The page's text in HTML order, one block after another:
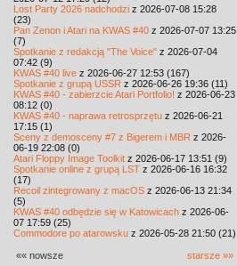
Lost Party 2026 nadchodzi z 2026-07-08 15:28
(23)
Pan Zenon i Atari na KWAS #40 z 2026-07-07 13:25
(7)
Spotkanie z redakcją "The Voice" z 2026-07-04
07:42 (9)
KWAS #40 live z 2026-06-27 12:53 (167)
Spotkanie z grupą USSR z 2026-06-26 19:36 (11)
KWAS #40 - zabierzcie Atari Portfolio! z 2026-06-23
08:12 (0)
KWAS #40 - naprawa retrosprzętu z 2026-06-21
17:15 (1)
Sceny z demosceny #7 z Bigerem i MBR z 2026-
06-19 22:08 (0)
Atari Floppy Image Toolkit z 2026-06-17 13:51 (9)
Spotkanie online z grupą LST z 2026-06-16 16:32
(17)
Recoil zintegrowany z macOS z 2026-06-13 21:34
(5)
KWAS #40 odbędzie się w Katowicach z 2026-06-
07 17:59 (25)
Commodore po atarowsku z 2026-05-28 21:50 (21)
«« nowsze starsze »»